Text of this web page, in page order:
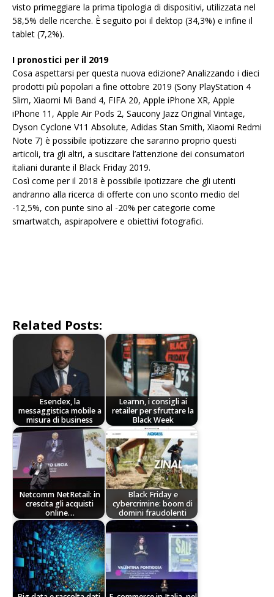
visto primeggiare la prima tipologia di dispositivi, utilizzata nel
58,5% delle ricerche. È seguito poi il dektop (34,3%) e infine il
tablet (7,2%).
I pronostici per il 2019
Cosa aspettarsi per questa nuova edizione? Analizzando i dieci
prodotti più popolari a fine ottobre 2019 (Sony PlayStation 4
Slim, Xiaomi Mi Band 4, FIFA 20, Apple iPhone XR, Apple
iPhone 11, Apple Air Pods 2, Saucony Jazz Original Vintage,
Dyson Cyclone V11 Absolute, Adidas Stan Smith, Xiaomi Redmi
Note 7) è possibile ipotizzare che saranno proprio questi
articoli, tra gli altri, a suscitare l’attenzione dei consumatori
italiani durante il Black Friday 2019.
Così come per il 2018 è possibile ipotizzare che gli utenti
andranno alla ricerca di offerte con uno sconto medio del
-12,5%, con punte sino al -20% per categorie come
smartwatch, aspirapolvere e obiettivi fotografici.
Related Posts:
Esendex, la
messaggistica mobile a
misura di business
Learnn, i consigli ai
retailer per sfruttare la
Black Week
Netcomm NetRetail: in
crescita gli acquisti
online…
Black Friday e
cybercrimine: boom di
domini fraudolenti